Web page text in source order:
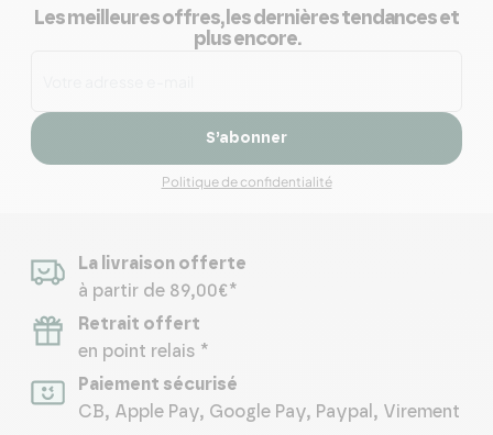
Les meilleures offres, les dernières tendances et
plus encore.
S’abonner
Politique de confidentialité
La livraison offerte
à partir de 89,00€*
Retrait offert
en point relais *
Paiement sécurisé
CB, Apple Pay, Google Pay, Paypal, Virement